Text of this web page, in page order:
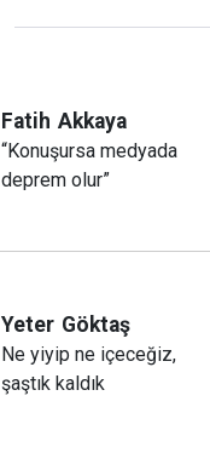
Fatih Akkaya
“Konuşursa medyada
deprem olur”
Yeter Göktaş
Ne yiyip ne içeceğiz,
şaştık kaldık